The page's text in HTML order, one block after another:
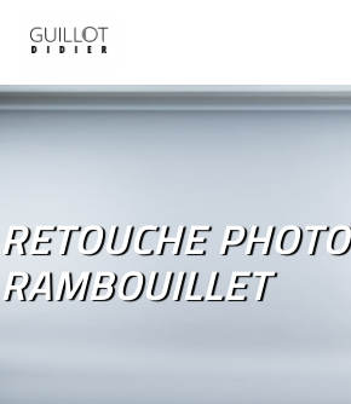
RETOUCHE PHOTO
RAMBOUILLET